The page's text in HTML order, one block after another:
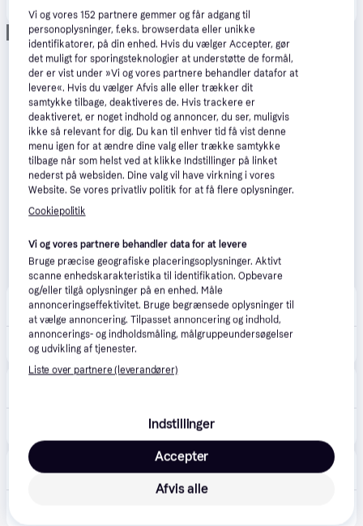
Annonce
Completvvs.dk 4.8
39 kr. fragt,1-2 dage
Bosch mejselsæt RTec SDS-max, 400 mm, 4 stk.
Bosch mejselsæt RTec SDS-max, 400 mm, 4 stk.
4.6(172)
39 kr. fragt,1-2 dage
Vi og vores152 partnere gemmer og får adgang til
personoplysninger, f.eks. browserdata eller unikke
identifikatorer, på din enhed. Hvis du vælger Accepter, gør
det muligt for sporingsteknologier at understøtte de formål,
der er vist under »Vi og vores partnere behandler datafor at
levere«. Hvis du vælger Afvis alle eller trækker dit
samtykke tilbage, deaktiveres de. Hvis trackere er
deaktiveret, er noget indhold og annoncer, du ser, muligvis
ikke så relevant for dig. Du kan til enhver tid få vist denne
menu igen for at ændre dine valg eller trække samtykke
tilbage når som helst ved at klikke Indstillinger på linket
nederst på websiden. Dine valg vil have virkning i vores
Website. Se vores privatliv politik for at få flere oplysninger.
Cookiepolitik
Vi og vores partnere behandler data for at levere
Bruge præcise geografiske placeringsoplysninger. Aktivt
scanne enhedskarakteristika til identifikation. Opbevare
og/eller tilgå oplysninger på en enhed. Måle
annonceringseffektivitet. Bruge begrænsede oplysninger til
at vælge annoncering. Tilpasset annoncering og indhold,
annoncerings- og indholdsmåling, målgruppeundersøgelser
og udvikling af tjenester.
Liste over partnere (leverandører)
Indstillinger
Afvis alle
Accepter